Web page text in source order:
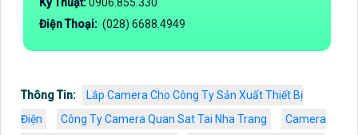
Điện Thoại: (028) 6688.4949
Thông Tin:
Lắp Camera Cho Công Ty Sản Xuất Thiết Bị
Điện
Công Ty Camera Quan Sat Tai Nha Trang
Camera